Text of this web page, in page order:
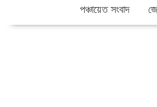
পঞ্চায়েত সংবাদ